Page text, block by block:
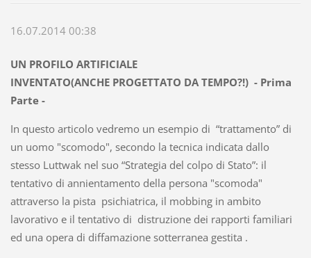
16.07.2014 00:38
UN PROFILO ARTIFICIALE
INVENTATO(ANCHE PROGETTATO DA TEMPO?!) - Prima
Parte -
In questo articolo vedremo un esempio di “trattamento” di
un uomo "scomodo", secondo la tecnica indicata dallo
stesso Luttwak nel suo “Strategia del colpo di Stato”: il
tentativo di annientamento della persona "scomoda"
attraverso la pista psichiatrica, il mobbing in ambito
lavorativo e il tentativo di distruzione dei rapporti familiari
ed una opera di diffamazione sotterranea gestita .